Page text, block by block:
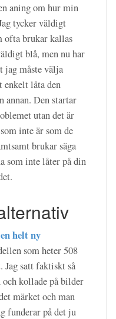
aning om hur min
tycker väldigt
ofta brukar kallas
blå, men nu har
måste välja
låta den
annan. Den startar
utan det är
inte är som de
brukar säga
som inte låter på din
en helt ny
som heter 508
Jag satt faktiskt så
och kollade på bilder
märket och man
funderar på det ju